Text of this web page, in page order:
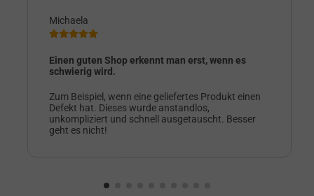
Michaela
Einen guten Shop erkennt man erst, wenn es
schwierig wird.
Zum Beispiel, wenn eine geliefertes Produkt einen
Defekt hat. Dieses wurde anstandlos,
unkompliziert und schnell ausgetauscht. Besser
geht es nicht!